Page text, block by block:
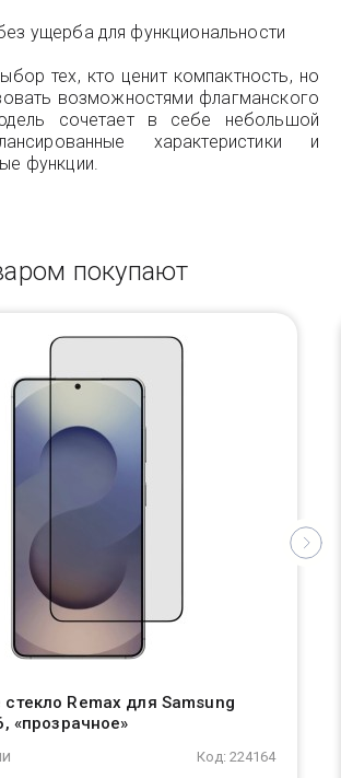
ущерба для функциональности
тех, кто ценит компактность, но
возможностями флагманского
сочетает в себе небольшой
характеристики и
функции.
покупают
Remax для Samsung
«прозрачное»
Код: 224164